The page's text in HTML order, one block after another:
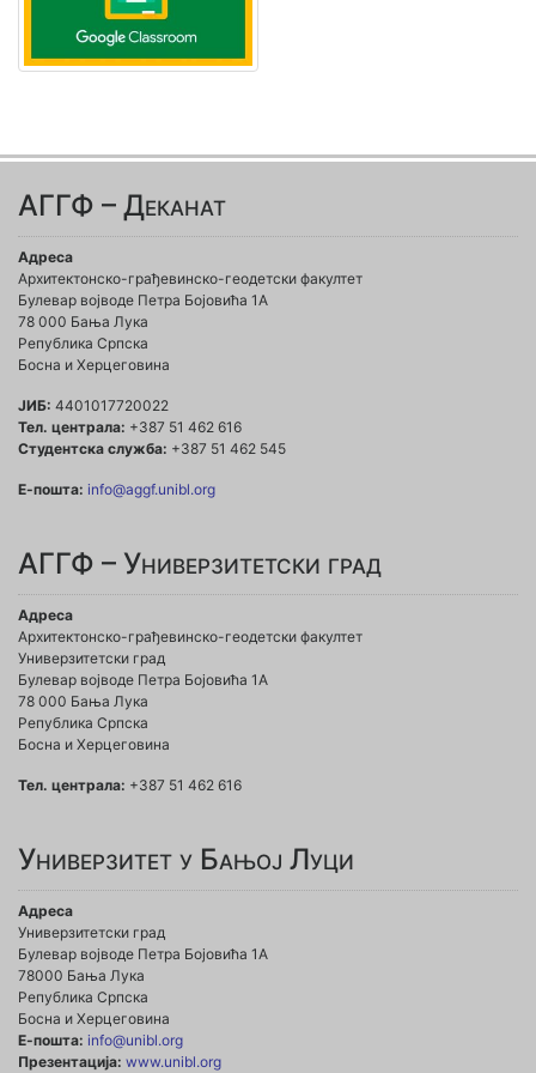
АГГФ – Деканат
Адреса
Архитектонско-грађевинско-геодетски факултет
Булевар војводе Петра Бојовића 1A
78 000 Бања Лука
Република Српска
Босна и Херцеговина
ЈИБ: 4401017720022
Тел. централа: +387 51 462 616
Студентска служба: +387 51 462 545
Е-пошта: info@aggf.unibl.org
АГГФ – Универзитетски град
Адреса
Архитектонско-грађевинско-геодетски факултет
Универзитетски град
Булевар војводе Петра Бојовића 1A
78 000 Бања Лука
Република Српска
Босна и Херцеговина
Тел. централа: +387 51 462 616
Универзитет у Бањој Луци
Адреса
Универзитетски град
Булевар војводе Петра Бојовића 1А
78000 Бања Лука
Република Српска
Босна и Херцеговина
Е-пошта: info@unibl.org
Презентација: www.unibl.org